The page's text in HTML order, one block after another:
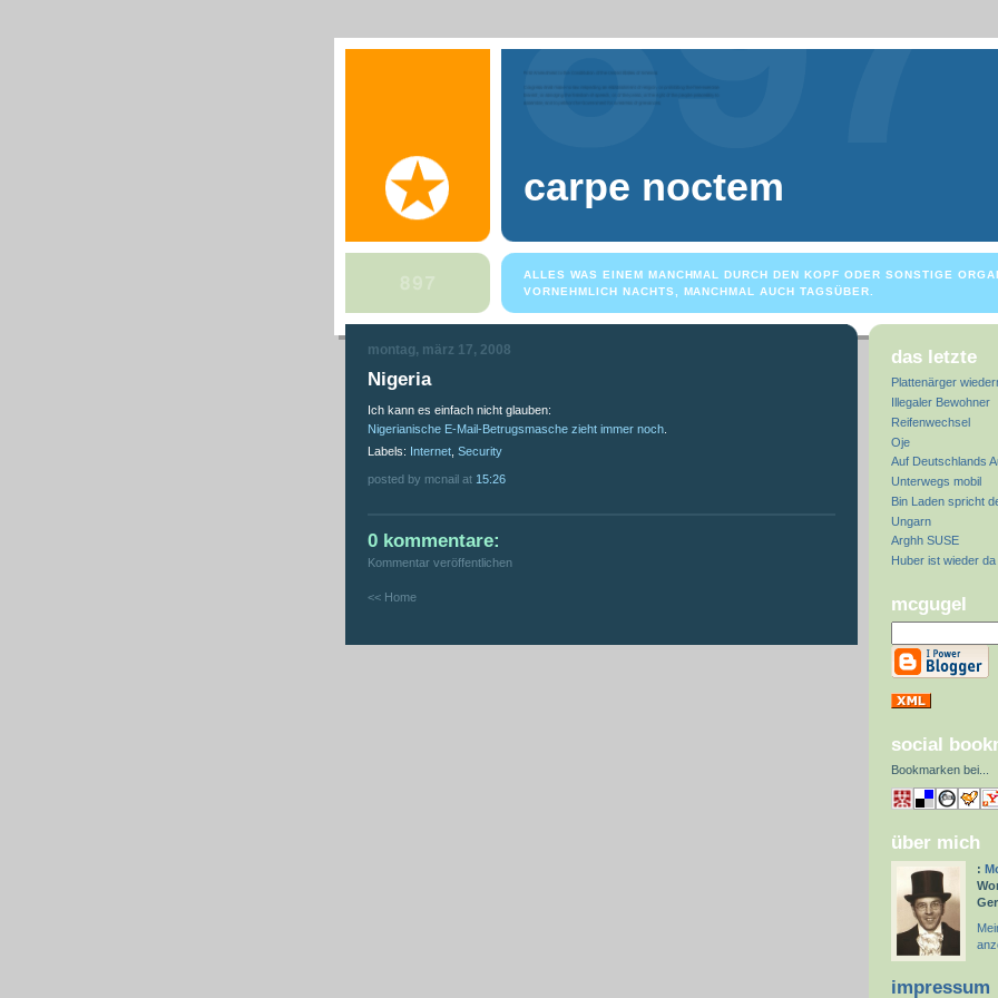
carpe noctem
ALLES WAS EINEM MANCHMAL DURCH DEN KOPF ODER SONSTIGE
VORNEHMLICH NACHTS, MANCHMAL AUCH TAGSÜBER.
montag, märz 17, 2008
Nigeria
Ich kann es einfach nicht glauben:
Nigerianische E-Mail-Betrugsmasche zieht immer noch
Labels: Internet Security
posted by mcnail at 15:26
0 kommentare:
Kommentar veröffentlichen
<< Home
das letzte
Plattenärger
Illegaler Bewohner
Reifenwechsel
Oje
Auf Deutschlands
Unterwegs mobil
Bin Laden spricht
Ungarn
Arghh SUSE
Huber ist wieder da
mcgugel
social
Bookmarken bei
über mich
:
impressum